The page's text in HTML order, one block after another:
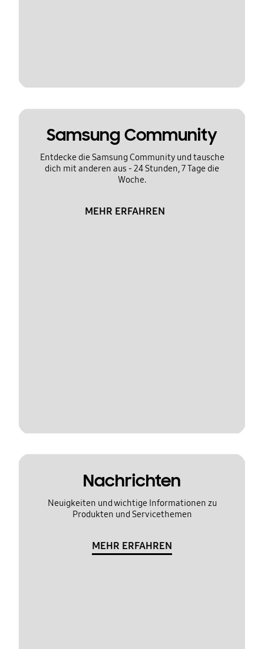
Samsung Community
Entdecke die Samsung Community und tausche
dich mit anderen aus - 24 Stunden, 7 Tage die
Woche.
MEHR ERFAHREN
Nachrichten
Neuigkeiten und wichtige Informationen zu
Produkten und Servicethemen
MEHR ERFAHREN